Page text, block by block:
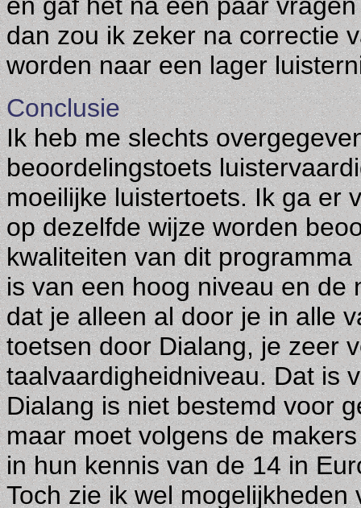
dan zou ik zeker na correctie
worden naar een lager
Conclusie
Ik heb me slechts
beoordelingstoets
moeilijke luistertoets. Ik ga er
op dezelfde wijze worden
kwaliteiten van dit
is van een hoog niveau en de
dat je alleen al door je in alle
toetsen door Dialang, je zeer
taalvaardigheidniveau. Dat is
Dialang is niet bestemd voor
maar moet volgens de
in hun kennis van de 14 in
Toch zie ik wel